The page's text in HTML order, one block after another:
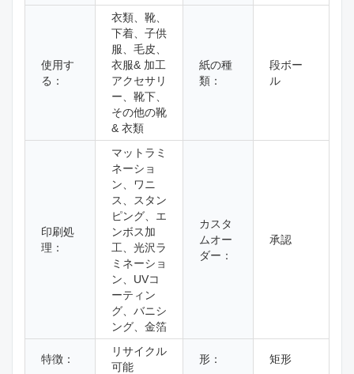
使用す
る：
衣類、靴、
下着、子供
服、毛皮、
衣服& 加工
アクセサリ
ー、靴下、
その他の靴
& 衣類
紙の種
類：
段ボー
ル
印刷処
理：
マットラミ
ネーショ
ン、ワニ
ス、スタン
ピング、エ
ンボス加
工、光沢ラ
ミネーショ
ン、UVコ
ーティン
グ、バニシ
ング、金箔
カスタ
ムオー
ダー：
承認
特徴：
リサイクル
可能
形： 矩形